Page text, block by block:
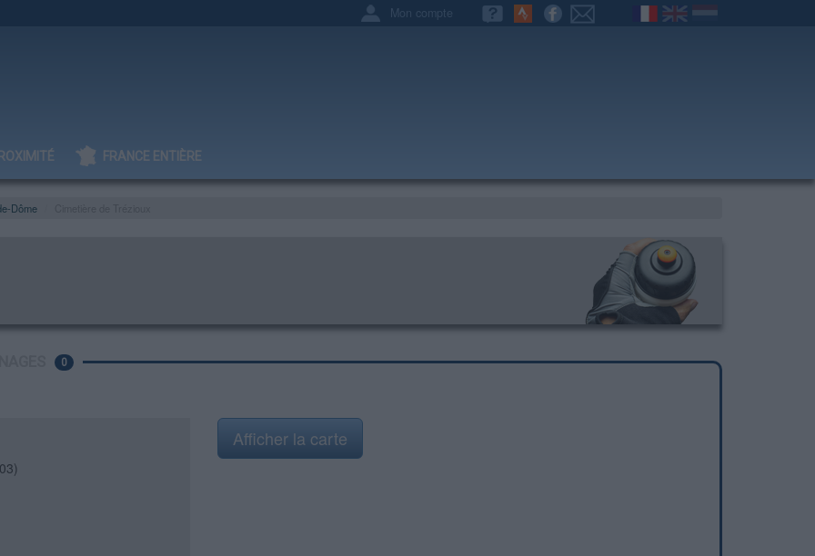
Mon compte
FRANCE ENTIÈRE
Dôme
0
Afficher la carte